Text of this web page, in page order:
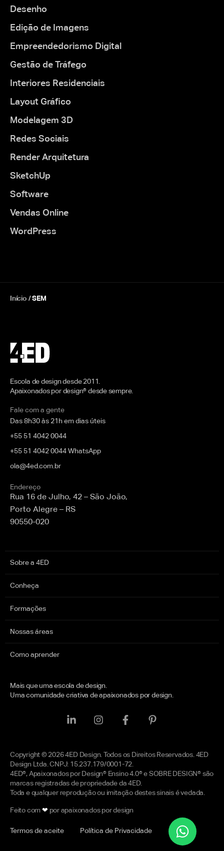
Desenho
Edição de Imagens
Empreendedorismo Digital
Gestão de Tráfego
Interiores Residenciais
Layout Gráfico
Modelagem 3D
Redes Sociais
Render Arquitetura
SketchUp
Software
Vendas Online
WordPress
Início /SEM
Escola de design desde 2011.
Apaixonados por design® desde sempre.
Fale com a gente
Das 8h30 às 21h em dias úteis
+55 51 4042 0044
+55 51 4042 0044 WhatsApp
ola@4ed.com.br
Endereço
Rua 16 de Julho, 42 – São João,
Porto Alegre – RS
90550-020
Sobre a 4ED
Conheça
Formações
Nossas áreas
Como aprender
Mais que uma escola de design.
Uma comunidade criativa de apaixonados por design.
Copyright © 2026 4ED Design. Todos os Direitos Reservados. 4ED
Design Ltda. CNPJ: 15.237.179/0001-72.
4ED®, Apaixonados por Design® Ensino 4.0® e SOBRE DESIGN® são
marcas registradas de propriedade da 4ED.
Toda e qualquer reprodução ou imitação destes sinais é vedada.
Feito com❤ por apaixonados por design
Termos de aceite Política de Privacidade